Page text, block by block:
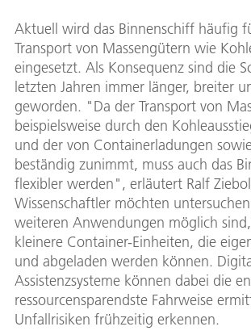
Aktuell wird das Binnenschiff häufig
Transport von Massengütern wie
eingesetzt. Als Konsequenz sind die
letzten Jahren immer länger, breiter
geworden. "Da der Transport von
beispielsweise durch den
und der von Containerladungen
beständig zunimmt, muss auch das
flexibler werden", erläutert Ralf
Wissenschaftler möchten
weiteren Anwendungen möglich
kleinere Container-Einheiten, die
und abgeladen werden können.
Assistenzsysteme können dabei die
ressourcensparendste Fahrweise
Unfallrisiken frühzeitig erkennen.